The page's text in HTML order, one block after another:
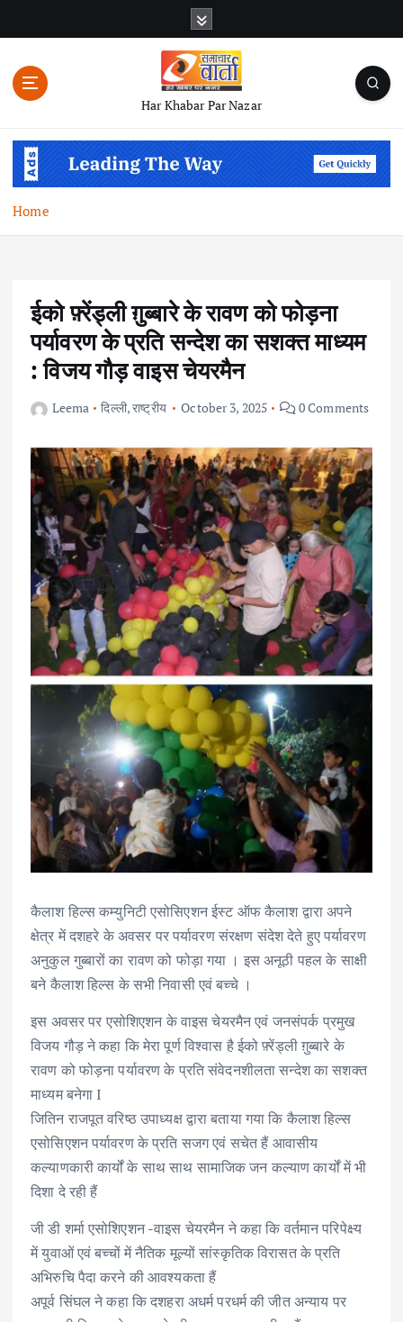
n
Har Khabar Par Nazar
Home
ईको फ़्रेंड्ली ग़ुब्बारे के रावण को फोड़ना
पर्यावरण के प्रति सन्देश का सशक्त माध्यम
: विजय गौड़ वाइस चेयरमैन
Leema दिल्ली,राष्ट्रीय October 3, 2025 0 Comments
कैलाश हिल्स कम्युनिटी एसोसिएशन ईस्ट ऑफ कैलाश द्वारा अपने
क्षेत्र में दशहरे के अवसर पर पर्यावरण संरक्षण संदेश देते हुए पर्यावरण
अनुकुल गुब्बारों का रावण को फोड़ा गया । इस अनूठी पहल के साक्षी
बने कैलाश हिल्स के सभी निवासी एवं बच्चे ।
इस अवसर पर एसोशिएशन के वाइस चेयरमैन एवं जनसंपर्क प्रमुख
विजय गौड़ ने कहा कि मेरा पूर्ण विश्वास है ईको फ़्रेंड्ली ग़ुब्बारे के
रावण को फोड़ना पर्यावरण के प्रति संवेदनशीलता सन्देश का सशक्त
माध्यम बनेगा I
जितिन राजपूत वरिष्ठ उपाध्यक्ष द्वारा बताया गया कि कैलाश हिल्स
एसोसिएशन पर्यावरण के प्रति सजग एवं सचेत हैं आवासीय
कल्याणकारी कार्यों के साथ साथ सामाजिक जन कल्याण कार्यों में भी
दिशा दे रही हैं
जी डी शर्मा एसोशिएशन -वाइस चेयरमैन ने कहा कि वर्तमान परिपेक्ष्य
में युवाओं एवं बच्चों में नैतिक मूल्यों सांस्कृतिक विरासत के प्रति
अभिरुचि पैदा करने की आवश्यकता हैं
अपूर्व सिंघल ने कहा कि दशहरा अधर्म परधर्म की जीत अन्याय पर